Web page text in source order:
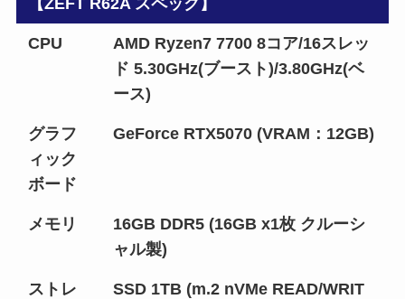
CPU
AMD Ryzen7 7700 8コア/16スレッ
ド 5.30GHz(ブースト)/3.80GHz(ベ
ース)
グラフ
ィック
ボード
GeForce RTX5070 (VRAM：12GB)
メモリ
16GB DDR5 (16GB x1枚 クルーシ
ャル製)
ストレ
SSD 1TB (m.2 nVMe READ/WRIT